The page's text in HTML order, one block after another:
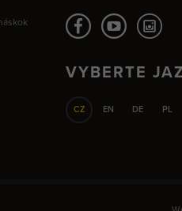
VYBERTE
CZ EN DE PL